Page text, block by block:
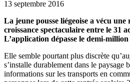
13 septembre 2016
La jeune pousse liégeoise a vécu
croissance spectaculaire entre le 31
L’application dépasse le demi-
Elle semble pourtant plus discrète
s’installe durablement dans le paysage
informations sur les transports en